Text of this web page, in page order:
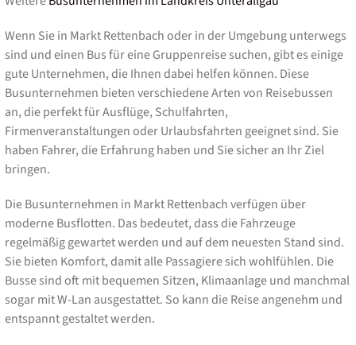
Wenn Sie in Markt Rettenbach oder in der Umgebung unterwegs
sind und einen Bus für eine Gruppenreise suchen, gibt es einige
gute Unternehmen, die Ihnen dabei helfen können. Diese
Busunternehmen bieten verschiedene Arten von Reisebussen
an, die perfekt für Ausflüge, Schulfahrten,
Firmenveranstaltungen oder Urlaubsfahrten geeignet sind. Sie
haben Fahrer, die Erfahrung haben und Sie sicher an Ihr Ziel
bringen.
Die Busunternehmen in Markt Rettenbach verfügen über
moderne Busflotten. Das bedeutet, dass die Fahrzeuge
regelmäßig gewartet werden und auf dem neuesten Stand sind.
Sie bieten Komfort, damit alle Passagiere sich wohlfühlen. Die
Busse sind oft mit bequemen Sitzen, Klimaanlage und manchmal
sogar mit W-Lan ausgestattet. So kann die Reise angenehm und
entspannt gestaltet werden.